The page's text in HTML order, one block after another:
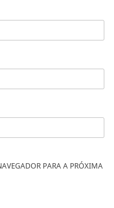
PARA A PRÓXIMA